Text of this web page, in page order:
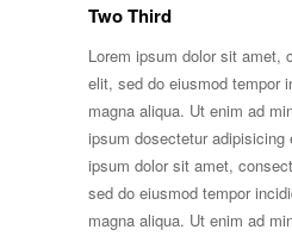
Two Third
Lorem ipsum dolor sit amet,
elit, sed do eiusmod tempor
magna aliqua. Ut enim ad
ipsum dosectetur adipisicing
ipsum dolor sit amet,
sed do eiusmod tempor
magna aliqua. Ut enim ad